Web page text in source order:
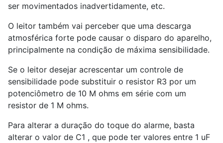
ser movimentados inadvertidamente, etc.
O leitor também vai perceber que uma descarga
atmosférica forte pode causar o disparo do aparelho,
principalmente na condição de máxima sensibilidade.
Se o leitor desejar acrescentar um controle de
sensibilidade pode substituir o resistor R3 por um
potenciômetro de 10 M ohms em série com um
resistor de 1 M ohms.
Para alterar a duração do toque do alarme, basta
alterar o valor de C1 , que pode ter valores entre 1 uF